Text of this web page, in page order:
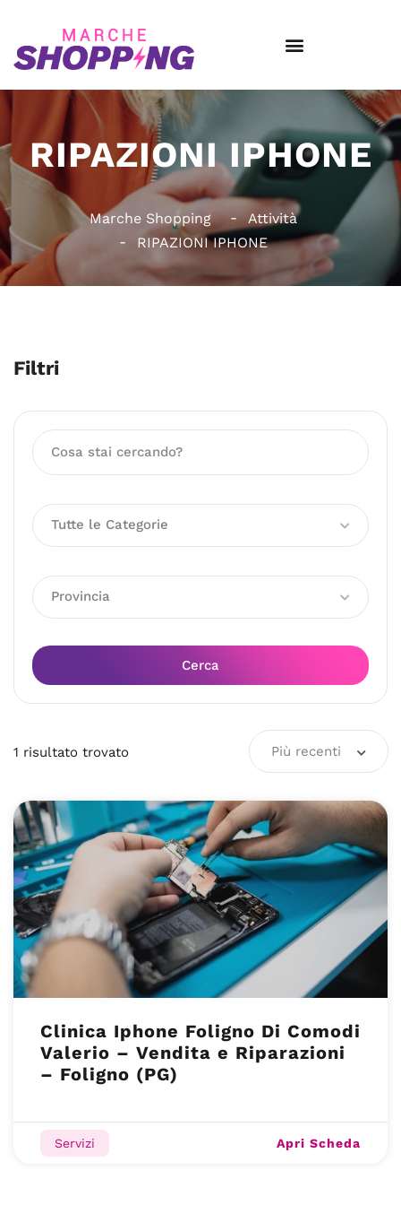
RIPAZIONI IPHONE
Marche Shopping
Attività
RIPAZIONI IPHONE
Filtri
Tutte le Categorie
Provincia
Cerca
1 risultato trovato Più recenti
Clinica Iphone Foligno Di Comodi
Valerio – Vendita e Riparazioni
– Foligno (PG)
Servizi Apri Scheda